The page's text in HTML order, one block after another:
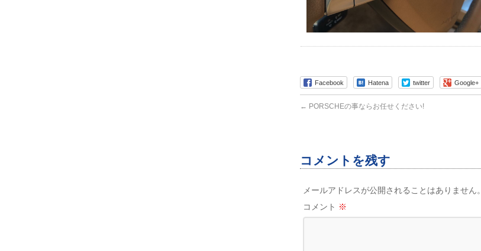
Facebook Hatena twitter Google+
← PORSCHEの事ならお任せください!
コメントを残す
メールアドレスが公開されることはありません。
コメント ※